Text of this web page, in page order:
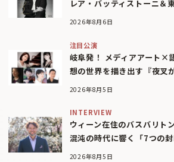
レア・バッティストーニ＆
2026年8月6日
注目公演
岐阜発！ メディアアート×
想の世界を描き出す『夜叉
2026年8月5日
INTERVIEW
ウィーン在住のバスバリト
混沌の時代に響く「7つの封
2026年8月5日